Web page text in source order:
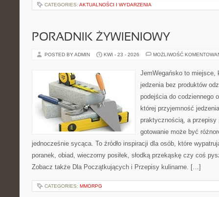
CATEGORIES: AKTUALNOŚCI I WYDARZENIA
PORADNIK ŻYWIENIOWY
POSTED BY ADMIN KWI - 23 - 2026 MOŻLIWOŚĆ
JemWegańsko to miejsce,
jedzenia bez produktów
podejścia do codziennego
której przyjemność
praktycznością, a przepisy
gotowanie może być
jednocześnie sycąca. To źródło inspiracji dla osób, które
poranek, obiad, wieczorny posiłek, słodką przekąskę czy coś
Zobacz także Dla Początkujących i Przepisy kulinarne. […]
CATEGORIES: MMORPG